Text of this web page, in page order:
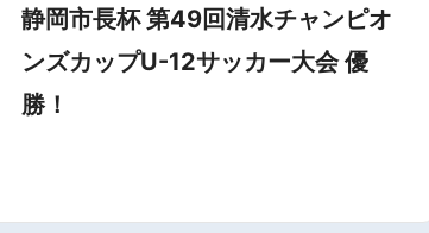
静岡市長杯 第49回清水チャンピオ
ンズカップU-12サッカー大会 優
勝！